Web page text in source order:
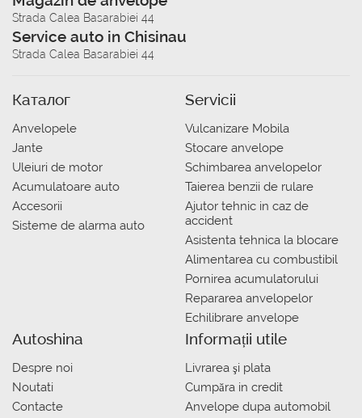
Strada Calea Basarabiei 44
Service auto in Chisinau
Strada Calea Basarabiei 44
Каталог
Anvelopele
Jante
Uleiuri de motor
Acumulatoare auto
Accesorii
Sisteme de alarma auto
Servicii
Vulcanizare Mobila
Stocare anvelope
Schimbarea anvelopelor
Taierea benzii de rulare
Ajutor tehnic in caz de
accident
Asistenta tehnica la blocare
Alimentarea cu combustibil
Pornirea acumulatorului
Repararea anvelopelor
Echilibrare anvelope
Autoshina
Despre noi
Noutati
Contacte
Informații utile
Livrarea şi plata
Сumpăra in credit
Anvelope dupa automobil